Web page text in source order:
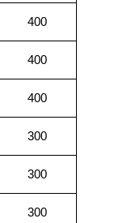
400
400
400
300
300
300